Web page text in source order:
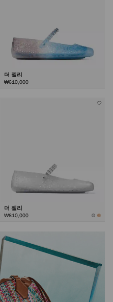
더 젤리
₩610,000
더 젤리
₩610,000